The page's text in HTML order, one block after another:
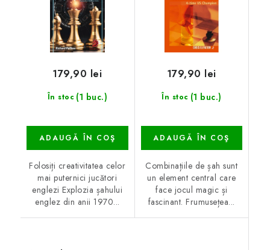
În stoc (1 buc.)
179,90 lei
ADAUGĂ ÎN COŞ
Folosiți creativitatea celor
mai puternici jucători
englezi Explozia șahului
englez din anii 1970...
În stoc (1 buc.)
179,90 lei
ADAUGĂ ÎN COŞ
Combinațiile de șah sunt
un element central care
face jocul magic și
fascinant. Frumusețea...